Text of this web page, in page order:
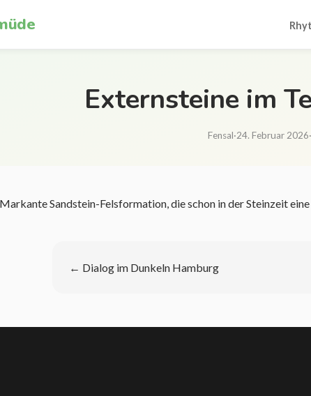
Externsteine im
Fensal·24. Februar 2026·
Markante Sandstein-Felsformation, die schon in der Steinzeit
← Dialog im Dunkeln Hamburg